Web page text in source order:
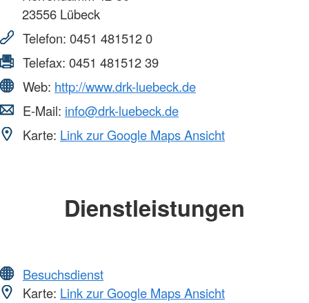
23556 Lübeck
Telefon: 0451 481512 0
Telefax: 0451 481512 39
Web: http://www.drk-luebeck.de
E-Mail: info@drk-luebeck.de
Karte: Link zur Google Maps Ansicht
Dienstleistungen
Besuchsdienst
Karte: Link zur Google Maps Ansicht